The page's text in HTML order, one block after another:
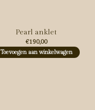
Pearl anklet
€190,00
Toevoegen aan winkelwagen